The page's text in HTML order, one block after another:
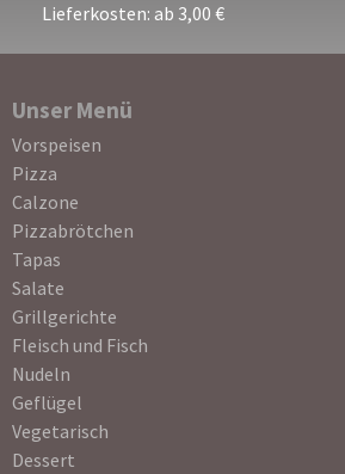
Lieferkosten: ab 3,00 €
Unser Menü
Navigation
überspringen
Vorspeisen
Pizza
Calzone
Pizzabrötchen
Tapas
Salate
Grillgerichte
Fleisch und Fisch
Nudeln
Geflügel
Vegetarisch
Dessert